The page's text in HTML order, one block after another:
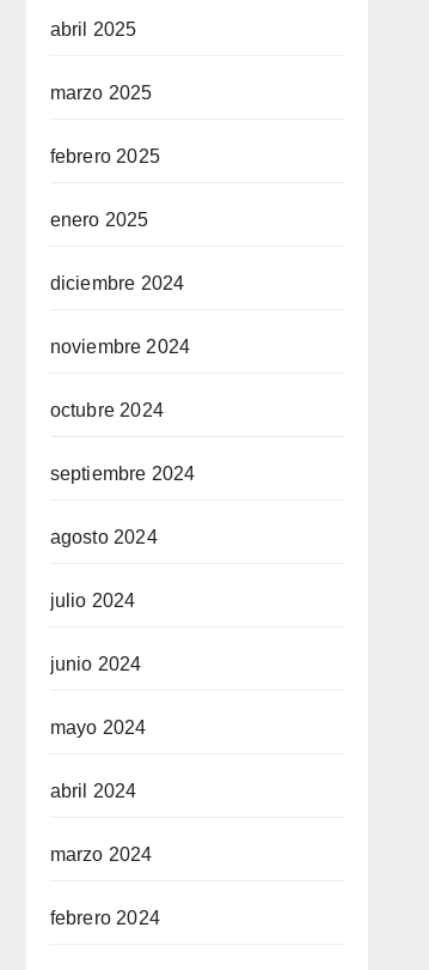
abril 2025
marzo 2025
febrero 2025
enero 2025
diciembre 2024
noviembre 2024
octubre 2024
septiembre 2024
agosto 2024
julio 2024
junio 2024
mayo 2024
abril 2024
marzo 2024
febrero 2024